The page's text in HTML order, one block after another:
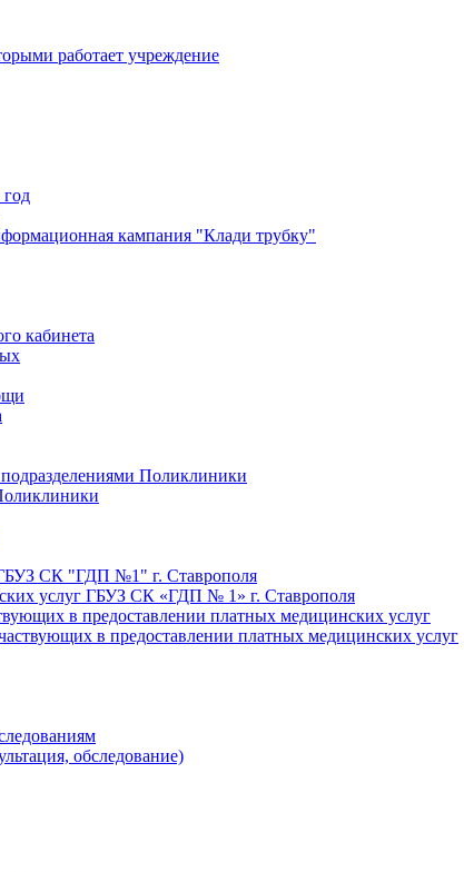
работает учреждение
кампания "Клади трубку"
кабинета
Поликлиники
СК "ГДП №1" г. Ставрополя
услуг ГБУЗ СК «ГДП № 1» г. Ставрополя
в предоставлении платных медицинских услуг
в предоставлении платных медицинских услуг
обследование)